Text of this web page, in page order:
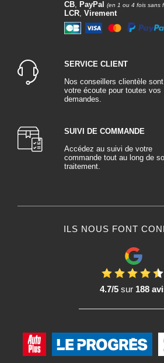
CB, PayPal (en 1 ou 4 fois sans
LCR, Virement
SERVICE CLIENT
Nos conseillers clientèle
votre écoute pour toutes vos
demandes.
SUIVI DE COMMANDE
Accédez au suivi de votre
commande tout au long de
traitement.
ILS NOUS FONT
4.7/5sur 188